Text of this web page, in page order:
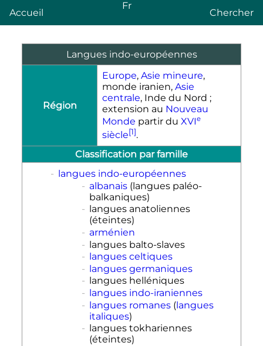
Accueil
Fr
Chercher
Langues indo-européennes
Région
Europe, Asie mineure,
monde iranien, Asie
centrale, Inde du Nord ;
extension au Nouveau
Monde partir du XVIe
siècle[1].
Classification par famille
-
langues indo-européennes
- albanais(langues paléo-
balkaniques)
-
langues anatoliennes
(éteintes)
- arménien
- langues balto-slaves
-
langues celtiques
- langues germaniques
-
langues helléniques
- langues indo-iraniennes
- langues romanes(langues
italiques)
- langues tokhariennes
(éteintes)